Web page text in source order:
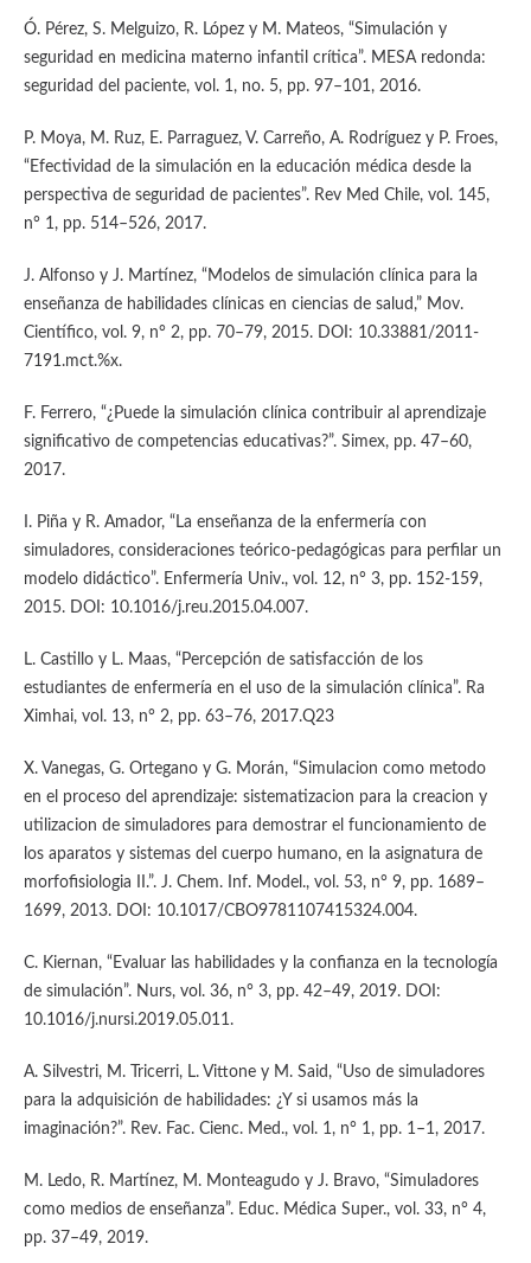
Ó. Pérez, S. Melguizo, R. López y M. Mateos, “Simulación y
seguridad en medicina materno infantil crítica”. MESA redonda:
seguridad del paciente, vol. 1, no. 5, pp. 97–101, 2016.
P. Moya, M. Ruz, E. Parraguez, V. Carreño, A. Rodríguez y P. Froes,
“Efectividad de la simulación en la educación médica desde la
perspectiva de seguridad de pacientes”. Rev Med Chile, vol. 145,
n° 1, pp. 514–526, 2017.
J. Alfonso y J. Martínez, “Modelos de simulación clínica para la
enseñanza de habilidades clínicas en ciencias de salud,” Mov.
Científico, vol. 9, n° 2, pp. 70–79, 2015. DOI: 10.33881/2011-
7191.mct.%x.
F. Ferrero, “¿Puede la simulación clínica contribuir al aprendizaje
significativo de competencias educativas?”. Simex, pp. 47–60,
2017.
I. Piña y R. Amador, “La enseñanza de la enfermería con
simuladores, consideraciones teórico-pedagógicas para perfilar un
modelo didáctico”. Enfermería Univ., vol. 12, n° 3, pp. 152-159,
2015. DOI: 10.1016/j.reu.2015.04.007.
L. Castillo y L. Maas, “Percepción de satisfacción de los
estudiantes de enfermería en el uso de la simulación clínica”. Ra
Ximhai, vol. 13, n° 2, pp. 63–76, 2017.Q23
X. Vanegas, G. Ortegano y G. Morán, “Simulacion como metodo
en el proceso del aprendizaje: sistematizacion para la creacion y
utilizacion de simuladores para demostrar el funcionamiento de
los aparatos y sistemas del cuerpo humano, en la asignatura de
morfofisiologia II.”. J. Chem. Inf. Model., vol. 53, n° 9, pp. 1689–
1699, 2013. DOI: 10.1017/CBO9781107415324.004.
C. Kiernan, “Evaluar las habilidades y la confianza en la tecnología
de simulación”. Nurs, vol. 36, n° 3, pp. 42–49, 2019. DOI:
10.1016/j.nursi.2019.05.011.
A. Silvestri, M. Tricerri, L. Vittone y M. Said, “Uso de simuladores
para la adquisición de habilidades: ¿Y si usamos más la
imaginación?”. Rev. Fac. Cienc. Med., vol. 1, n° 1, pp. 1–1, 2017.
M. Ledo, R. Martínez, M. Monteagudo y J. Bravo, “Simuladores
como medios de enseñanza”. Educ. Médica Super., vol. 33, n° 4,
pp. 37–49, 2019.